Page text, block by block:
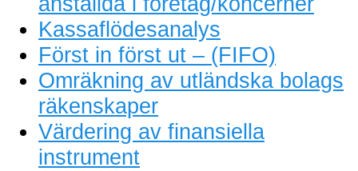
Kassaflödesanalys
Först in först ut – (FIFO)
Omräkning av utländska bolags
räkenskaper
Värdering av finansiella
instrument